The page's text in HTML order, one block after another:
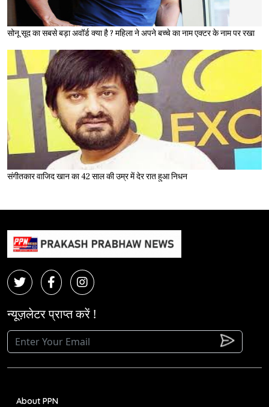
सोनू सूद का सबसे बड़ा अवॉर्ड क्या है ? महिला ने अपने बच्चे का नाम एक्टर के नाम पर रखा
संगीतकार वाजिद खान का 42 साल की उम्र में देर रात हुआ निधन
न्यूज़लेटर प्राप्त करें !
About PPN